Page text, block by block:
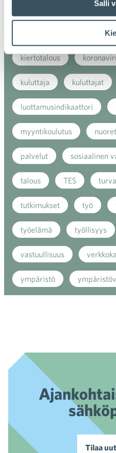
Salli
kansainvälinen
kiertotalous
kuluttaja kuluttajat
luottamusindikaattori
myyntikoulutus nuoret
palvelut sosiaalinen
talous TES
tutkimukset työ
työelämä työllisyys
vastuullisuus
ympäristö
Tilaa